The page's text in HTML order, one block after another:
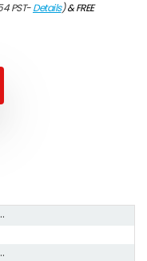
PST-Details)&FREE